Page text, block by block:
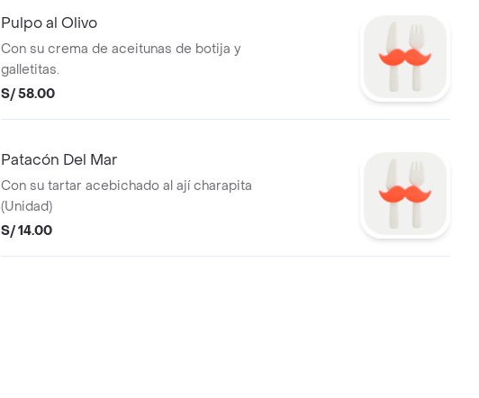
Pulpo al Olivo
Con su crema de aceitunas de botija y
galletitas.
S/ 58.00
Patacón Del Mar
Con su tartar acebichado al ají charapita
(Unidad)
S/ 14.00